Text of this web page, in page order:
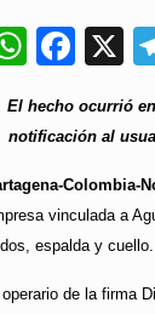
X
El hecho ocurrió
notificación al
Colombia-
vinculada a
espalda y cuello.
operario de la firma